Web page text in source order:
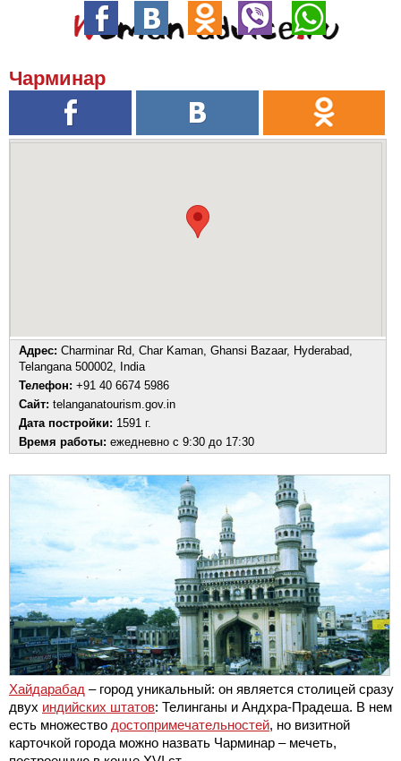
Чарминар
Адрес: Charminar Rd, Char Kaman, Ghansi Bazaar, Hyderabad,
Telangana 500002, India
Телефон: +91 40 6674 5986
Сайт: telanganatourism.gov.in
Дата постройки: 1591 г.
Время работы: ежедневно с 9:30 до 17:30
Хайдарабад – город уникальный: он является столицей сразу
двух индийских штатов: Телинганы и Андхра-Прадеша. В нем
есть множество достопримечательностей, но визитной
карточкой города можно назвать Чарминар – мечеть,